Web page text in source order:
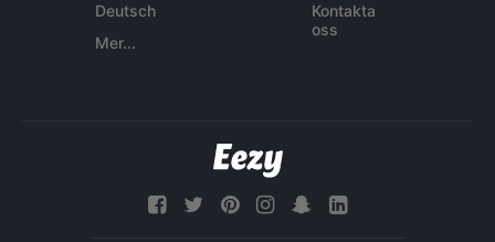
Deutsch
Mer...
Kontakta
oss